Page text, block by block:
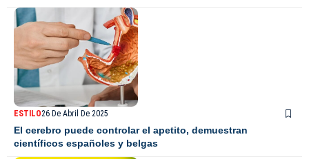
ESTILO26 De Abril De 2025
El cerebro puede controlar el apetito, demuestran
científicos españoles y belgas